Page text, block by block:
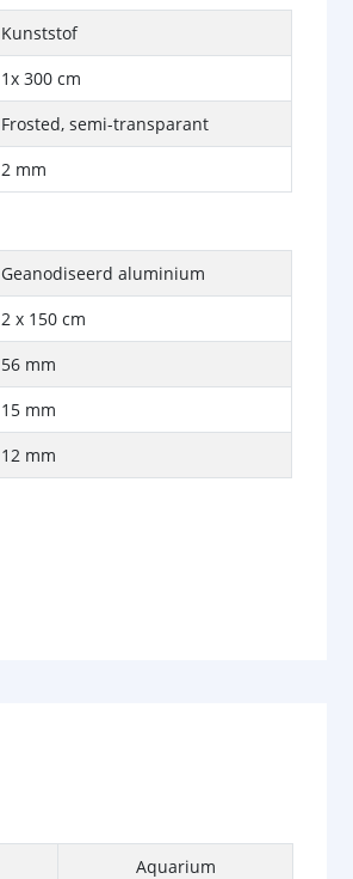
Kunststof
1x 300 cm
Frosted, semi-transparant
2 mm
Geanodiseerd aluminium
2 x 150 cm
56 mm
15 mm
12 mm
Aquarium